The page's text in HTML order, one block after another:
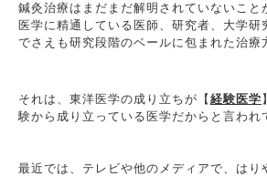
鍼灸治療はまだまだ解明されていないこと
医学に精通している医師、研究者、大学研
でさえも研究段階のベールに包まれた治療
それは、東洋医学の成り立ちが【 経験医学
験から成り立っている医学だからと言われ
最近では、テレビや他のメディアで、はり